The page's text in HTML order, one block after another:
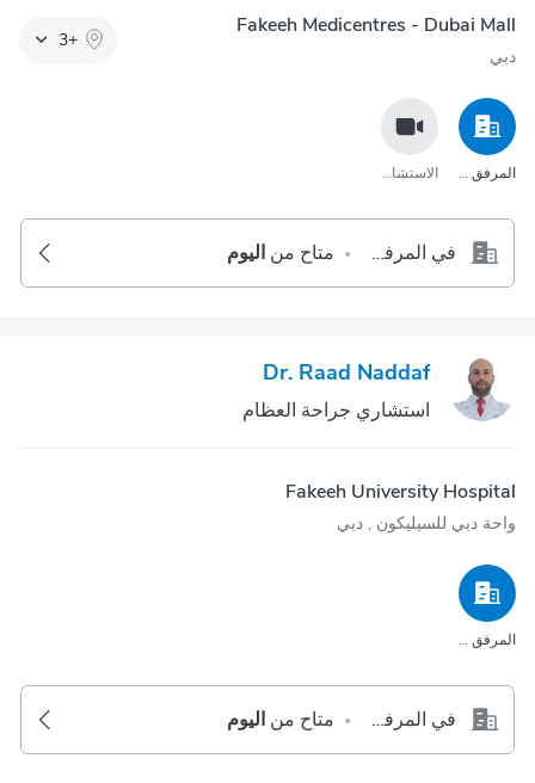
Fakeeh Medicentres - Dubai Mall
دبي
+
3
المرفق الصحي الاستشارة عبر مكالمة الفيديو
في المرفق الصحي • متاح من اليوم
Dr. Raad Naddaf
استشاري جراحة العظام
Fakeeh University Hospital
واحة دبي للسيليكون‎ , دبي
المرفق الصحي
في المرفق الصحي • متاح من اليوم